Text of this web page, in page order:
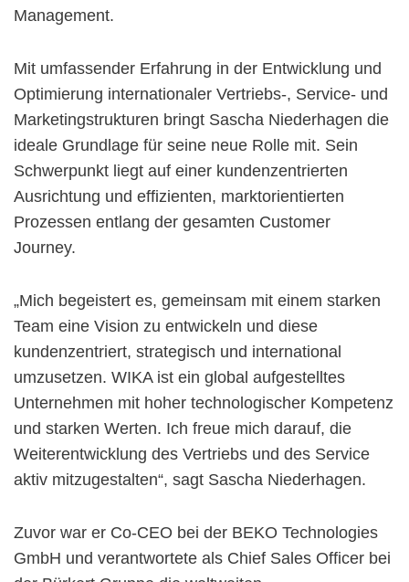
Management.
Mit umfassender Erfahrung in der Entwicklung und
Optimierung internationaler Vertriebs-, Service- und
Marketingstrukturen bringt Sascha Niederhagen die
ideale Grundlage für seine neue Rolle mit. Sein
Schwerpunkt liegt auf einer kundenzentrierten
Ausrichtung und effizienten, marktorientierten
Prozessen entlang der gesamten Customer
Journey.
„Mich begeistert es, gemeinsam mit einem starken
Team eine Vision zu entwickeln und diese
kundenzentriert, strategisch und international
umzusetzen. WIKA ist ein global aufgestelltes
Unternehmen mit hoher technologischer Kompetenz
und starken Werten. Ich freue mich darauf, die
Weiterentwicklung des Vertriebs und des Service
aktiv mitzugestalten“, sagt Sascha Niederhagen.
Zuvor war er Co-CEO bei der BEKO Technologies
GmbH und verantwortete als Chief Sales Officer bei